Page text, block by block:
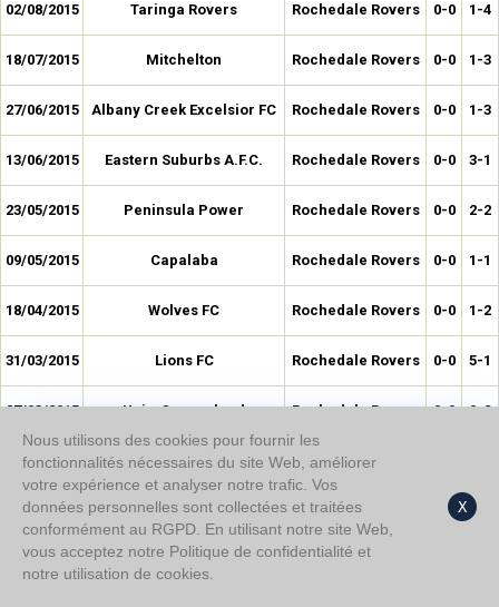
02/08/2015 Taringa Rovers Rochedale Rovers 0-0 1-4
18/07/2015 Mitchelton Rochedale Rovers 0-0 1-3
27/06/2015 Albany Creek Excelsior FC Rochedale Rovers 0-0 1-3
13/06/2015 Eastern Suburbs A.F.C. Rochedale Rovers 0-0 3-1
23/05/2015 Peninsula Power Rochedale Rovers 0-0 2-2
09/05/2015 Capalaba Rochedale Rovers 0-0 1-1
18/04/2015 Wolves FC Rochedale Rovers 0-0 1-2
31/03/2015 Lions FC Rochedale Rovers 0-0 5-1
27/03/2015 Univ. Queensland Rochedale Rovers 0-0 0-2
14/03/2015 Logan Lightning Rochedale Rovers
11/03/2015 Grange Thistle Rochedale Rovers 0-0 0-3
01/03/2015 Lions FC Rochedale Rovers
Nous utilisons des cookies pour fournir les
fonctionnalités nécessaires du site Web, améliorer
votre expérience et analyser notre trafic. Vos
données personnelles sont collectées et traitées
conformément au RGPD. En utilisant notre site Web,
vous acceptez notre Politique de confidentialité et
notre utilisation de cookies.
X